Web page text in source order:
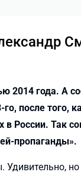
2014 года. А
после того,
России. Так
пропаганды».